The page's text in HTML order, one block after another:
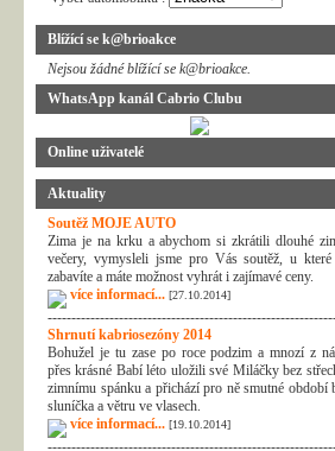
Blížící se k@brioakce
Nejsou žádné blížící se k@brioakce.
WhatsApp kanál Cabrio Clubu
Online uživatelé
Aktuality
Soutěž MOJE AUTO
Zima je na krku a abychom si zkrátili dlouhé
večery, vymysleli jsme pro Vás soutěž, u které
zabavíte a máte možnost vyhrát i zajímavé ceny.
více informací... [27.10.2014]
Shrnutí kabriosezóny 2014
Bohužel je tu zase po roce podzim a mnozí z
přes krásné Babí léto uložili své Miláčky bez
zimnímu spánku a přichází pro ně smutné období
sluníčka a větru ve vlasech.
více informací... [19.10.2014]